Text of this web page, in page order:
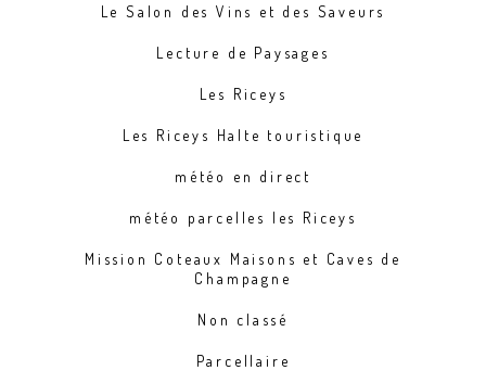
Le Salon des Vins et des Saveurs
Lecture de Paysages
Les Riceys
Les Riceys Halte touristique
météo en direct
météo parcelles les Riceys
Mission Coteaux Maisons et Caves de
Champagne
Non classé
Parcellaire